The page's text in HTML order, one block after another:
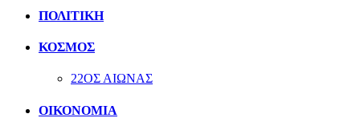
ΠΟΛΙΤΙΚΗ
ΚΟΣΜΟΣ
22ΟΣ ΑΙΩΝΑΣ
ΟΙΚΟΝΟΜΙΑ